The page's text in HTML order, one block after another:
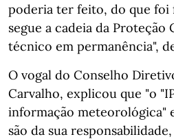
poderia ter feito, do que foi
segue a cadeia da Proteção
técnico em permanência",
O vogal do Conselho
Carvalho, explicou que "o
informação meteorológica"
são da sua